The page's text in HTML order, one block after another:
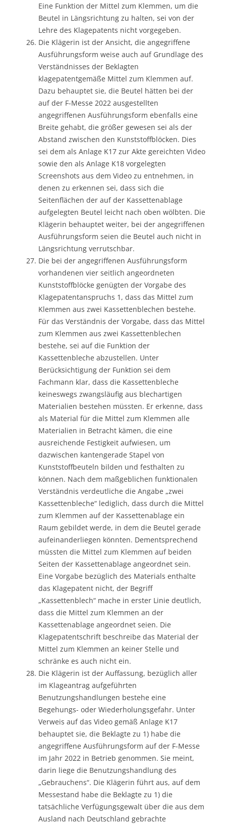
Eine Funktion der Mittel zum Klemmen, um die
Beutel in Längsrichtung zu halten, sei von der
Lehre des Klagepatents nicht vorgegeben.
Die Klägerin ist der Ansicht, die angegriffene
Ausführungsform weise auch auf Grundlage des
Verständnisses der Beklagten
klagepatentgemäße Mittel zum Klemmen auf.
Dazu behauptet sie, die Beutel hätten bei der
auf der F-Messe 2022 ausgestellten
angegriffenen Ausführungsform ebenfalls eine
Breite gehabt, die größer gewesen sei als der
Abstand zwischen den Kunststoffblöcken. Dies
sei dem als Anlage K17 zur Akte gereichten Video
sowie den als Anlage K18 vorgelegten
Screenshots aus dem Video zu entnehmen, in
denen zu erkennen sei, dass sich die
Seitenflächen der auf der Kassettenablage
aufgelegten Beutel leicht nach oben wölbten. Die
Klägerin behauptet weiter, bei der angegriffenen
Ausführungsform seien die Beutel auch nicht in
Längsrichtung verrutschbar.
Die bei der angegriffenen Ausführungsform
vorhandenen vier seitlich angeordneten
Kunststoffblöcke genügten der Vorgabe des
Klagepatentanspruchs 1, dass das Mittel zum
Klemmen aus zwei Kassettenblechen bestehe.
Für das Verständnis der Vorgabe, dass das Mittel
zum Klemmen aus zwei Kassettenblechen
bestehe, sei auf die Funktion der
Kassettenbleche abzustellen. Unter
Berücksichtigung der Funktion sei dem
Fachmann klar, dass die Kassettenbleche
keineswegs zwangsläufig aus blechartigen
Materialien bestehen müssten. Er erkenne, dass
als Material für die Mittel zum Klemmen alle
Materialien in Betracht kämen, die eine
ausreichende Festigkeit aufwiesen, um
dazwischen kantengerade Stapel von
Kunststoffbeuteln bilden und festhalten zu
können. Nach dem maßgeblichen funktionalen
Verständnis verdeutliche die Angabe „zwei
Kassettenbleche“ lediglich, dass durch die Mittel
zum Klemmen auf der Kassettenablage ein
Raum gebildet werde, in dem die Beutel gerade
aufeinanderliegen könnten. Dementsprechend
müssten die Mittel zum Klemmen auf beiden
Seiten der Kassettenablage angeordnet sein.
Eine Vorgabe bezüglich des Materials enthalte
das Klagepatent nicht, der Begriff
„Kassettenblech“ mache in erster Linie deutlich,
dass die Mittel zum Klemmen an der
Kassettenablage angeordnet seien. Die
Klagepatentschrift beschreibe das Material der
Mittel zum Klemmen an keiner Stelle und
schränke es auch nicht ein.
Die Klägerin ist der Auffassung, bezüglich aller
im Klageantrag aufgeführten
Benutzungshandlungen bestehe eine
Begehungs- oder Wiederholungsgefahr. Unter
Verweis auf das Video gemäß Anlage K17
behauptet sie, die Beklagte zu 1) habe die
angegriffene Ausführungsform auf der F-Messe
im Jahr 2022 in Betrieb genommen. Sie meint,
darin liege die Benutzungshandlung des
„Gebrauchens“. Die Klägerin führt aus, auf dem
Messestand habe die Beklagte zu 1) die
tatsächliche Verfügungsgewalt über die aus dem
Ausland nach Deutschland gebrachte